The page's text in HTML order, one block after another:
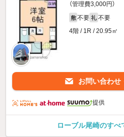
（管理費3,000円）
敷 不要 礼 不要
4階 / 1R / 20.95㎡
お問い合わせ
提供
ローブル尾崎のすべ